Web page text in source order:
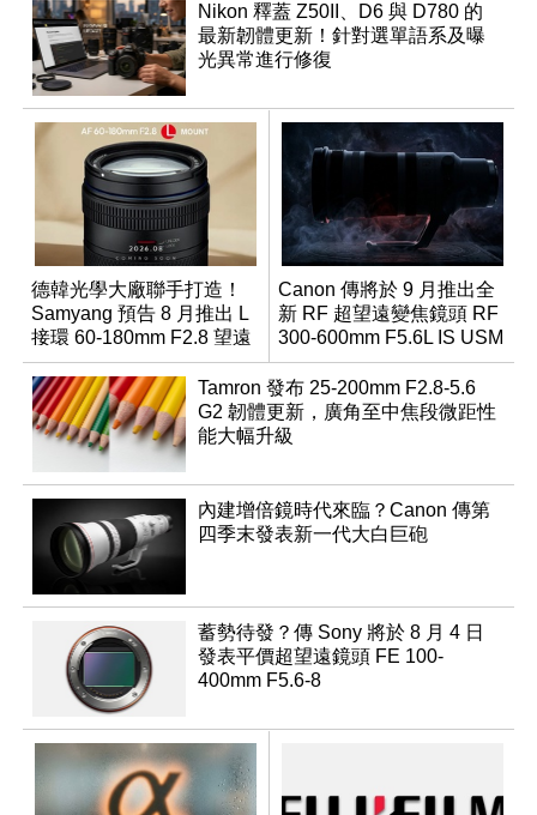
Nikon 釋蓋 Z50II、D6 與 D780 的
最新韌體更新！針對選單語系及曝
光異常進行修復
德韓光學大廠聯手打造！
Samyang 預告 8 月推出 L
接環 60-180mm F2.8 望遠
變焦鏡
Canon 傳將於 9 月推出全
新 RF 超望遠變焦鏡頭 RF
300-600mm F5.6L IS USM
Tamron 發布 25-200mm F2.8-5.6
G2 韌體更新，廣角至中焦段微距性
能大幅升級
內建增倍鏡時代來臨？Canon 傳第
四季末發表新一代大白巨砲
蓄勢待發？傳 Sony 將於 8 月 4 日
發表平價超望遠鏡頭 FE 100-
400mm F5.6-8